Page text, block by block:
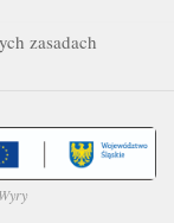
zasadach